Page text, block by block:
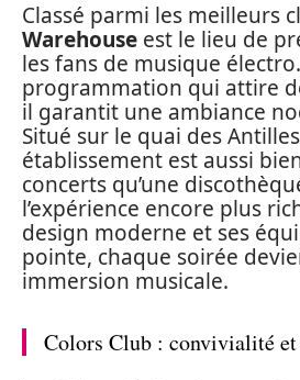
Classé parmi les meilleurs
Warehouse est le lieu de
les fans de musique
programmation qui attire
il garantit une ambiance
Situé sur le quai des
établissement est aussi
concerts qu’une
l’expérience encore plus
design moderne et ses
pointe, chaque soirée
immersion musicale.
Colors Club : convivialité et